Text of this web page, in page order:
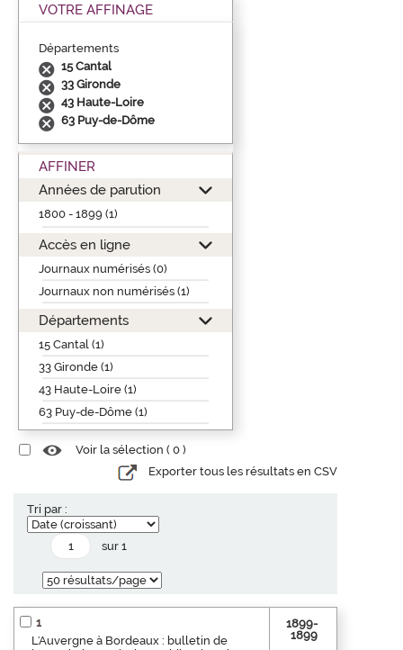
VOTRE AFFINAGE
Départements
15 Cantal
33 Gironde
43 Haute-Loire
63 Puy-de-Dôme
AFFINER
Années de parution
1800 - 1899 (1)
Accès en ligne
Journaux numérisés (0)
Journaux non numérisés (1)
Départements
15 Cantal (1)
33 Gironde (1)
43 Haute-Loire (1)
63 Puy-de-Dôme (1)
Voir la sélection ( 0 )
Exporter tous les résultats en CSV
Tri par :
sur 1
1
L'Auvergne à Bordeaux : bulletin de
1899-
1899